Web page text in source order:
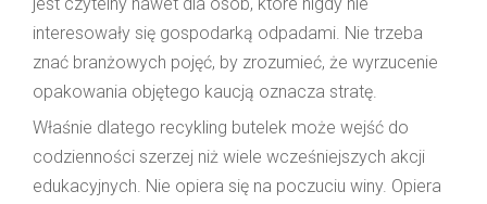
interesowały się gospodarką odpadami. Nie trzeba
znać branżowych pojęć, by zrozumieć, że wyrzucenie
opakowania objętego kaucją oznacza stratę.
Właśnie dlatego recykling butelek może wejść do
codzienności szerzej niż wiele wcześniejszych akcji
edukacyjnych. Nie opiera się na poczuciu winy. Opiera